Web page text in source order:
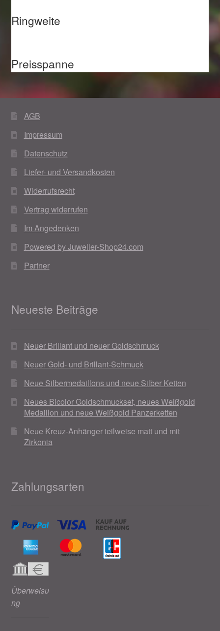
Ringweite
Preisspanne
AGB
Impressum
Datenschutz
Liefer- und Versandkosten
Widerrufsrecht
Vertrag widerrufen
Im Angedenken
Powered by Juwelier-Shop24.com
Partner
Neueste Beiträge
Neuer Brillant und neuer Goldschmuck
Neuer Gold- und Brillant-Schmuck
Neue Silbermedaillons und neue Silber Ketten
Neues Bicolor Goldschmuckset, neues Weißgold
Medaillon und neue Weißgold Panzerketten
Neue Kreuz-Anhänger teilweise matt und mit
Zirkonia
Zahlungsarten
Überweisu
ng